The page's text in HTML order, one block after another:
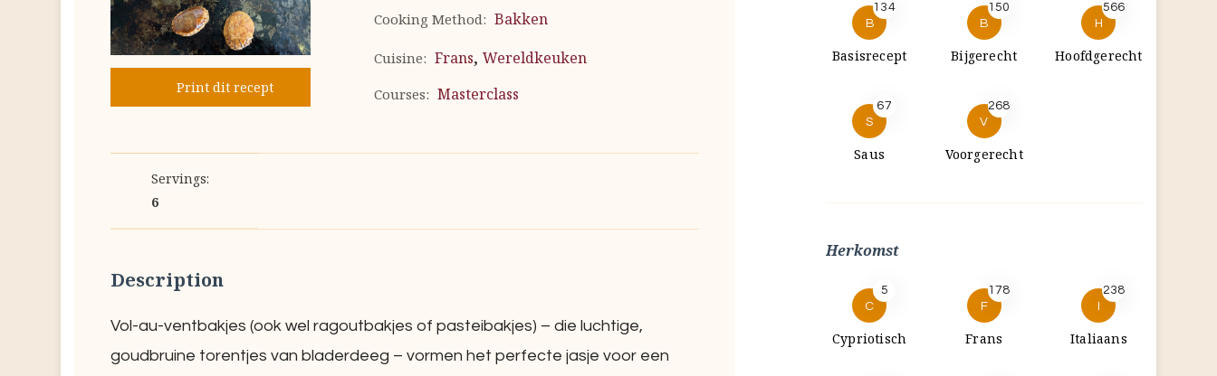
Print dit recept
Cooking Method: Bakken
Cuisine: Frans,Wereldkeuken
Courses: Masterclass
Servings:
6
Description
Vol-au-ventbakjes (ook wel ragoutbakjes of pasteibakjes) – die luchtige,
goudbruine torentjes van bladerdeeg – vormen het perfecte jasje voor een
B
134
Basisrecept
B
150
Bijgerecht
H
566
Hoofdgerecht
S
67
Saus
V
268
Voorgerecht
Herkomst
C
5
Cypriotisch
F
178
Frans
I
238
Italiaans